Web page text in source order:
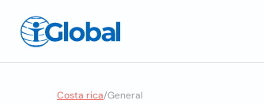
Costa rica/General